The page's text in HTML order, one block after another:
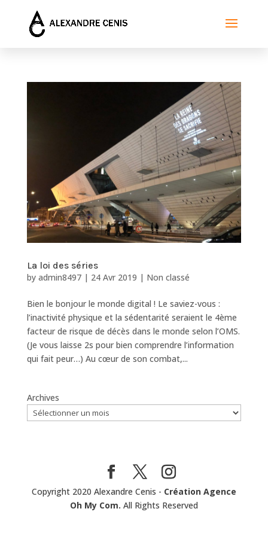
La loi des séries
by admin8497| 24 Avr 2019 | Non classé
Bien le bonjour le monde digital ! Le saviez-vous :
l’inactivité physique et la sédentarité seraient le 4ème
facteur de risque de décès dans le monde selon l’OMS.
(Je vous laisse 2s pour bien comprendre l’information
qui fait peur…) Au cœur de son combat,...
Archives
Copyright 2020 Alexandre Cenis - Création Agence
Oh My Com. All Rights Reserved